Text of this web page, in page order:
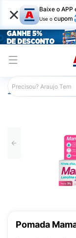
× Baixe o APP
Use o cupom
Araujo Infantil
Pomada